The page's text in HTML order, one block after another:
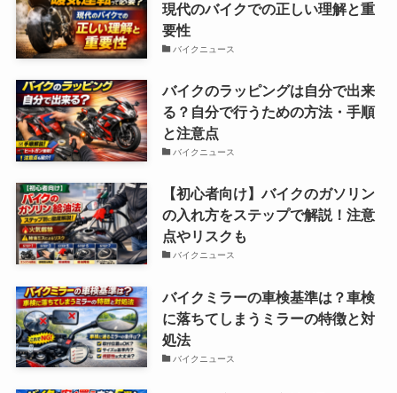
現代のバイクでの正しい理解と重
要性
バイクニュース
バイクのラッピングは自分で出来
る？自分で行うための方法・手順
と注意点
バイクニュース
【初心者向け】バイクのガソリン
の入れ方をステップで解説！注意
点やリスクも
バイクニュース
バイクミラーの車検基準は？車検
に落ちてしまうミラーの特徴と対
処法
バイクニュース